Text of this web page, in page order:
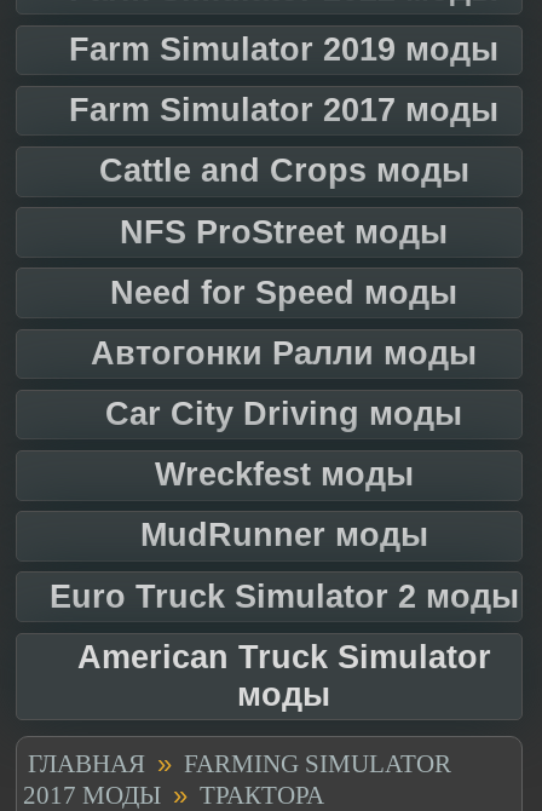
Farm Simulator 2019 моды
Farm Simulator 2017 моды
Cattle and Crops моды
NFS ProStreet моды
Need for Speed моды
Автогонки Ралли моды
Car City Driving моды
Wreckfest моды
MudRunner моды
Euro Truck Simulator 2 моды
American Truck Simulator
моды
ГЛАВНАЯ » FARMING SIMULATOR
2017 МОДЫ » ТРАКТОРА